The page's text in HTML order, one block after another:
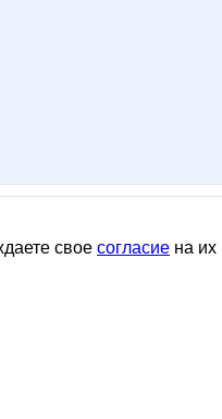
свое согласие на их